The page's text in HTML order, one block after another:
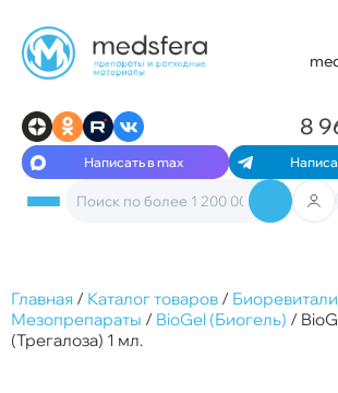
Написать в max
8
Главная / Каталог товаров /
Мезопрепараты / BioGel (Биогель) /
(Трегалоза) 1 мл.